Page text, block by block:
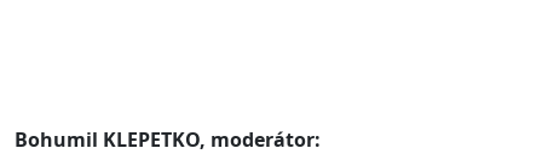
Bohumil KLEPETKO, moderátor: